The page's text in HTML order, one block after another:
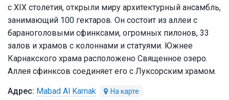
с XIX столетия, открыли миру архитектурный ансамбль,
занимающий 100 гектаров. Он состоит из аллеи с
бараноголовыми сфинксами, огромных пилонов, 33
залов и храмов с колоннами и статуями. Южнее
Карнакского храма расположено Священное озеро.
Аллея сфинксов соединяет его с Луксорским храмом.
Mabad Al Karnak